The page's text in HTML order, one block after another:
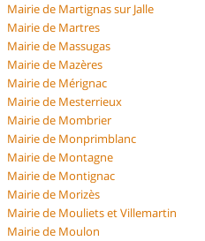
Mairie de Martignas sur Jalle
Mairie de Martres
Mairie de Massugas
Mairie de Mazères
Mairie de Mérignac
Mairie de Mesterrieux
Mairie de Mombrier
Mairie de Monprimblanc
Mairie de Montagne
Mairie de Montignac
Mairie de Morizès
Mairie de Mouliets et Villemartin
Mairie de Moulon